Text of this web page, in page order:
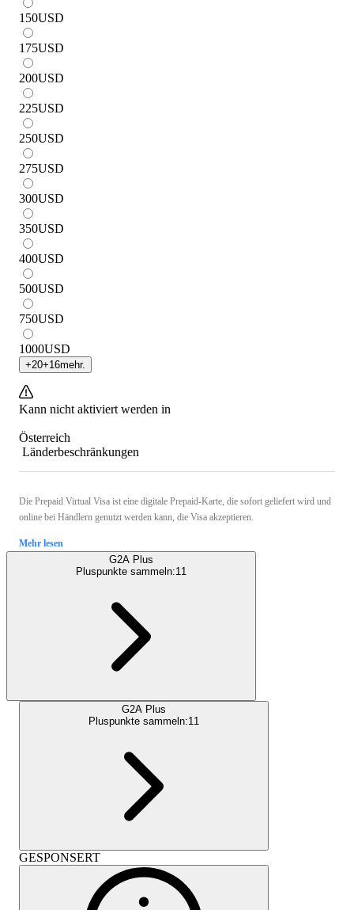
150USD
175USD
200USD
225USD
250USD
275USD
300USD
350USD
400USD
500USD
750USD
1000USD
+20+16mehr.
Kann nicht aktiviert werden in
Österreich
Länderbeschränkungen
Die Prepaid Virtual Visa ist eine digitale Prepaid-Karte, die sofort geliefert wird und
online bei Händlern genutzt werden kann, die Visa akzeptieren.
Mehr lesen
G2A Plus
Pluspunkte sammeln:11
G2A Plus
Pluspunkte sammeln:11
GESPONSERT